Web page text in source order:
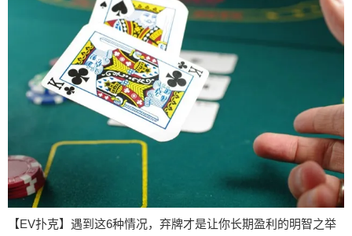
【EV扑克】遇到这6种情况，弃牌才是让你长期盈利的明智之举